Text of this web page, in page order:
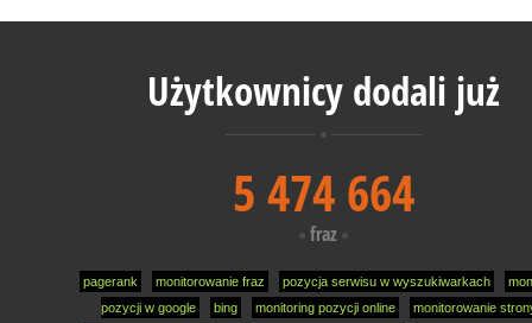
Użytkownicy dodali już
5 474 664
fraz
pagerank monitorowanie fraz pozycja serwisu w wyszukiwarkach
pozycji w google
bing monitoring pozycji online
monitorowanie